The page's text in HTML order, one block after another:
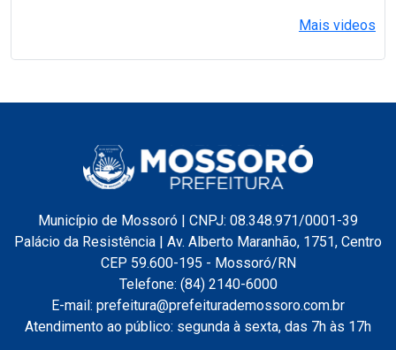
Mais videos
Município de Mossoró | CNPJ: 08.348.971/0001-39
Palácio da Resistência | Av. Alberto Maranhão, 1751, Centro
CEP 59.600-195 - Mossoró/RN
Telefone: (84) 2140-6000
E-mail: prefeitura@prefeiturademossoro.com.br
Atendimento ao público: segunda à sexta, das 7h às 17h